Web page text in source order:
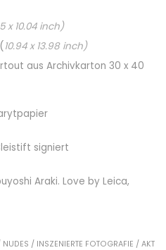
x 10.04inch)
10.94x 13.98inch)
aus Archivkarton 30 x 40
signiert
Araki. Love by Leica,
NUDES / INSZENIERTE FOTOGRAFIE / AKT